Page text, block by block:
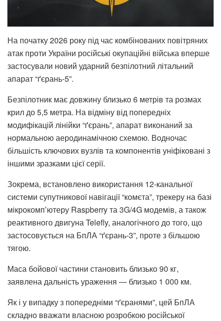
На початку 2026 року під час комбінованих повітряних
атак проти України російські окупаційні війська вперше
застосували новий ударний безпілотний літальний
апарат “ґєрань-5”.
Безпілотник має довжину близько 6 метрів та розмах
крил до 5,5 метра. На відміну від попередніх
модифікацій лінійки “ґєрань”, апарат виконаний за
нормальною аеродинамічною схемою. Водночас
більшість ключових вузлів та компонентів уніфіковані з
іншими зразками цієї серії.
Зокрема, встановлено використання 12-канальної
системи супутникової навігації “комєта”, трекеру на базі
мікрокомпʼютеру Raspberry та 3G/4G модемів, а також
реактивного двигуна Telefly, аналогічного до того, що
застосовується на БпЛА “ґєрань-3”, проте з більшою
тягою.
Маса бойової частини становить близько 90 кг,
заявлена дальність ураження — близько 1 000 км.
Як і у випадку з попередніми “ґєранями”, цей БпЛА
складно вважати власною розробкою російської